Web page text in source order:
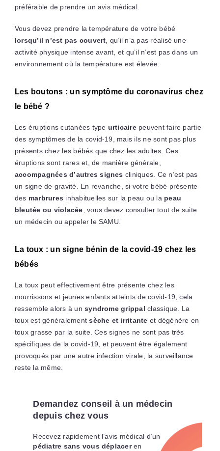
préférable de prendre un avis médical.
Vous devez prendre la température de votre bébé
lorsqu’il n’est pas couvert, qu’il n’a pas réalisé une
activité physique intense avant, et qu’il n’est pas dans un
environnement où la température est élevée.
Les boutons : un symptôme du coronavirus chez
le bébé ?
Les éruptions cutanées type urticairepeuvent faire partie
des symptômes de la covid-19, mais ils ne sont pas plus
présents chez les bébés que chez les adultes. Ces
éruptions sont rares et, de manière générale,
accompagnées d’autres signes cliniques. Ce n’est pas
un signe de gravité. En revanche, si votre bébé présente
des marbrures inhabituelles sur la peau ou lapeau
bleutée ou violacée, vous devez consulter tout de suite
un médecin ou appeler le SAMU.
La toux : un signe bénin de la covid-19 chez les
bébés
La toux peut effectivement être présente chez les
nourrissons et jeunes enfants atteints de covid-19, cela
ressemble alors à un syndrome grippal classique. La
toux est généralementsèche et irritante et dégénère en
toux grasse par la suite. Ces signes ne sont pas très
spécifiques de la covid-19, et peuvent être également
provoqués par une autre infection virale, la surveillance
reste la même.
Demandez conseil à un médecin
depuis chez vous
Recevez rapidement l’avis médical d’un
pédiatre sans vous déplaceren